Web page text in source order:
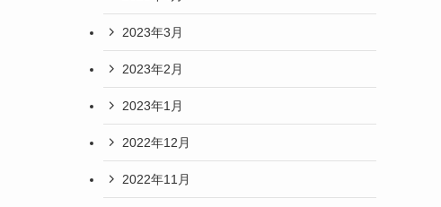
2023年3月
2023年2月
2023年1月
2022年12月
2022年11月